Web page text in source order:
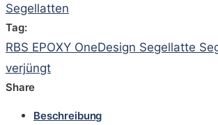
Segellatten
Tag:
RBS EPOXY OneDesign Segellatte
verjüngt
Share
Beschreibung